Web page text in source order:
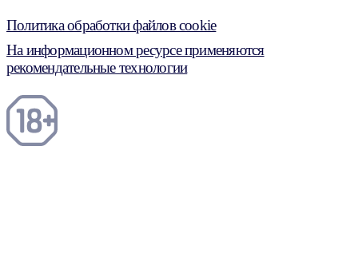
Политика обработки файлов cookie
На информационном ресурсе применяются
рекомендательные технологии